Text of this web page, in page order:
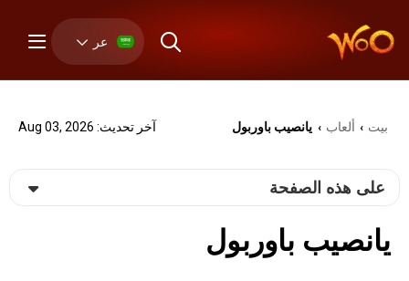
عر
بيت › ألعاب › يانصيب باوربول آخر تحديث: Aug 03, 2026
على هذه الصفحة
يانصيب باوربول